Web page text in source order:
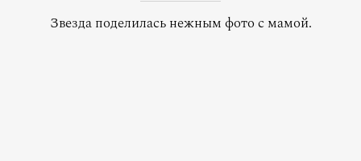
Звезда поделилась нежным фото с мамой.